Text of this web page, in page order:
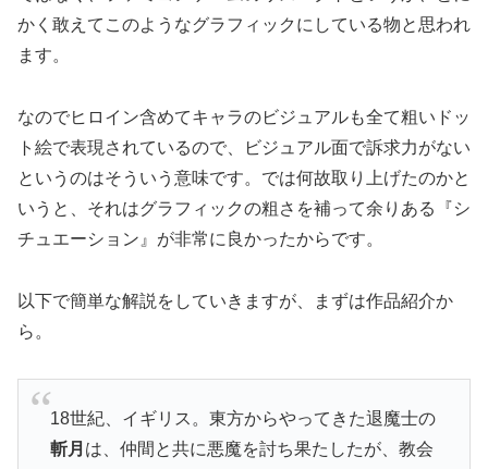
かく敢えてこのようなグラフィックにしている物と思われ
ます。
なのでヒロイン含めてキャラのビジュアルも全て粗いドッ
ト絵で表現されているので、ビジュアル面で訴求力がない
というのはそういう意味です。では何故取り上げたのかと
いうと、それはグラフィックの粗さを補って余りある『シ
チュエーション』が非常に良かったからです。
以下で簡単な解説をしていきますが、まずは作品紹介か
ら。
18世紀、イギリス。東方からやってきた退魔士の
斬月 は、仲間と共に悪魔を討ち果たしたが、教会